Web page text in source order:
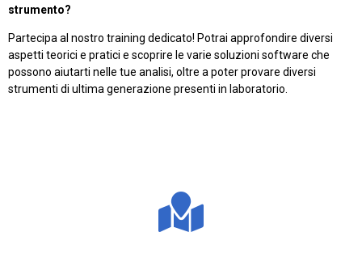
strumento?
Partecipa al nostro training dedicato! Potrai approfondire diversi
aspetti teorici e pratici e scoprire le varie soluzioni software che
possono aiutarti nelle tue analisi, oltre a poter provare diversi
strumenti di ultima generazione presenti in laboratorio.